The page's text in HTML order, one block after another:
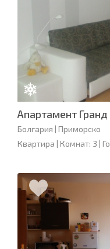
Апартамент
Болгария | Приморско
Квартира | Комнат: 3 |